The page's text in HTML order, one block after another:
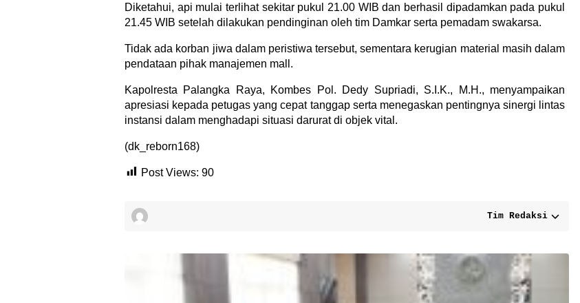
Diketahui, api mulai terlihat sekitar pukul 21.00 WIB dan berhasil dipadamkan pada pukul
21.45 WIB setelah dilakukan pendinginan oleh tim Damkar serta pemadam swakarsa.
Tidak ada korban jiwa dalam peristiwa tersebut, sementara kerugian material masih dalam
pendataan pihak manajemen mall.
Kapolresta Palangka Raya, Kombes Pol. Dedy Supriadi, S.I.K., M.H., menyampaikan
apresiasi kepada petugas yang cepat tanggap serta menegaskan pentingnya sinergi lintas
instansi dalam menghadapi situasi darurat di objek vital.
(dk_reborn168)
Post Views: 90
Tim Redaksi